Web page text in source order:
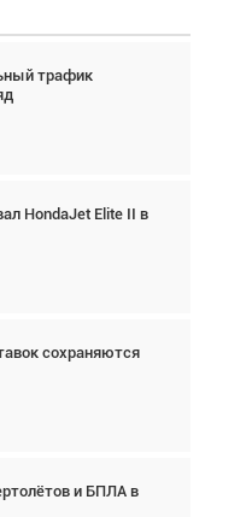
трафик
HondaJet Elite II в
сохраняются
и БПЛА в
и БПЛА в
Кох: «Фотография
портит»
трафик
Подходите к